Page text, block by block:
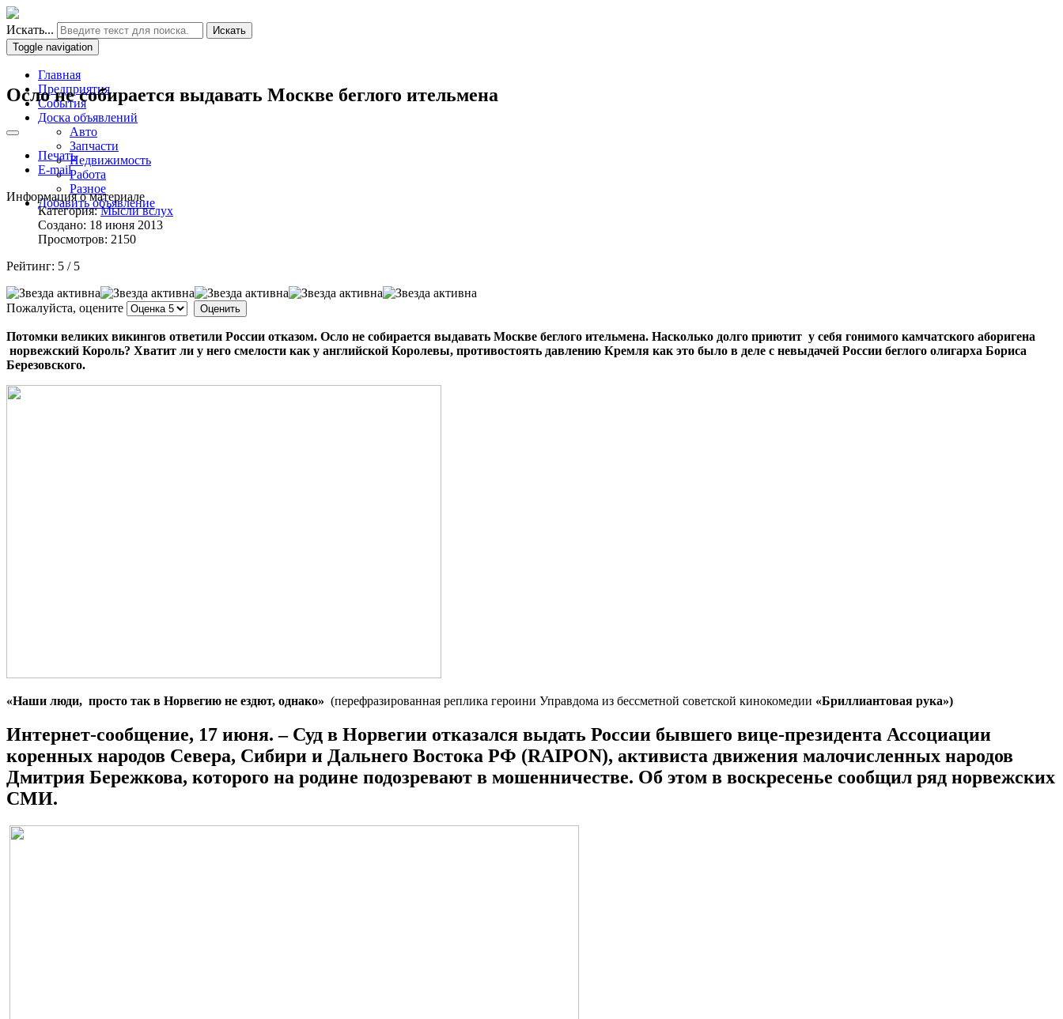
Искать...
Искать
Toggle navigation
Главная
Предприятия
События
Доска объявлений
Авто
Запчасти
Недвижимость
Работа
Разное
Добавить объявление
Осло не собирается выдавать Москве беглого ительмена
Печать
E-mail
Информация о материале
Категория:Мысли вслух
Создано: 18 июня 2013
Просмотров: 2150
Рейтинг: 5 / 5
Пожалуйста, оцените
Потомки великих викингов ответили России отказом. Осло не собирается выдавать Москве беглого ительмена. Насколько долго приютит у себя гонимого камчатского аборигена
норвежский Король? Хватит ли у него смелости как у английской Королевы, противостоять давлению Кремля как это было в деле с невыдачей России беглого олигарха Бориса
Березовского.
«Наши люди, просто так в Норвегию не ездют, однако» (перефразированная реплика героини Управдома из бессметной советской кинокомедии «Бриллиантовая рука»)
Интернет-сообщение, 17 июня. – Суд в Норвегии отказался выдать России бывшего вице-президента Ассоциации
коренных народов Севера, Сибири и Дальнего Востока РФ (RAIPON), активиста движения малочисленных народов
Дмитрия Бережкова, которого на родине подозревают в мошенничестве. Об этом в воскресенье сообщил ряд норвежских
СМИ.